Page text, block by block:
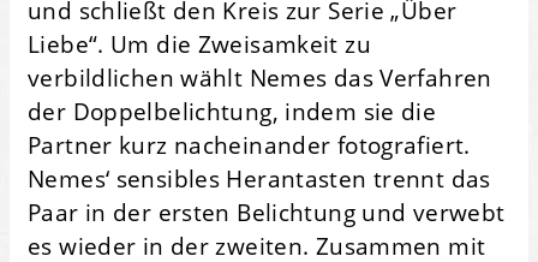
und schließt den Kreis zur Serie „Über
Liebe“. Um die Zweisamkeit zu
verbildlichen wählt Nemes das Verfahren
der Doppelbelichtung, indem sie die
Partner kurz nacheinander fotografiert.
Nemes‘ sensibles Herantasten trennt das
Paar in der ersten Belichtung und verwebt
es wieder in der zweiten. Zusammen mit